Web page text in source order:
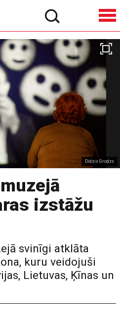
Didzis Grodzs
izstāžu
svinīgi atklāta
kuru veidojuši
Lietuvas, Ķīnas un